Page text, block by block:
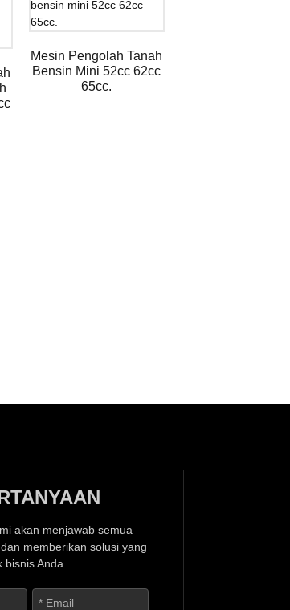
Mesin Pengolah Tanah
Bensin Mini 52cc 62cc
65cc.
akan menjawab semua
memberikan solusi yang
Anda.